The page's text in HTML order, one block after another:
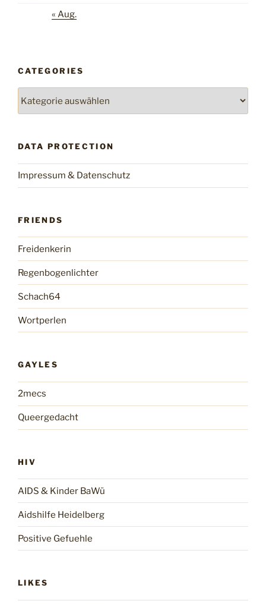
« Aug.
CATEGORIES
DATA PROTECTION
Impressum & Datenschutz
FRIENDS
Freidenkerin
Regenbogenlichter
Schach64
Wortperlen
GAYLES
2mecs
Queergedacht
HIV
AIDS & Kinder BaWü
Aidshilfe Heidelberg
Positive Gefuehle
LIKES